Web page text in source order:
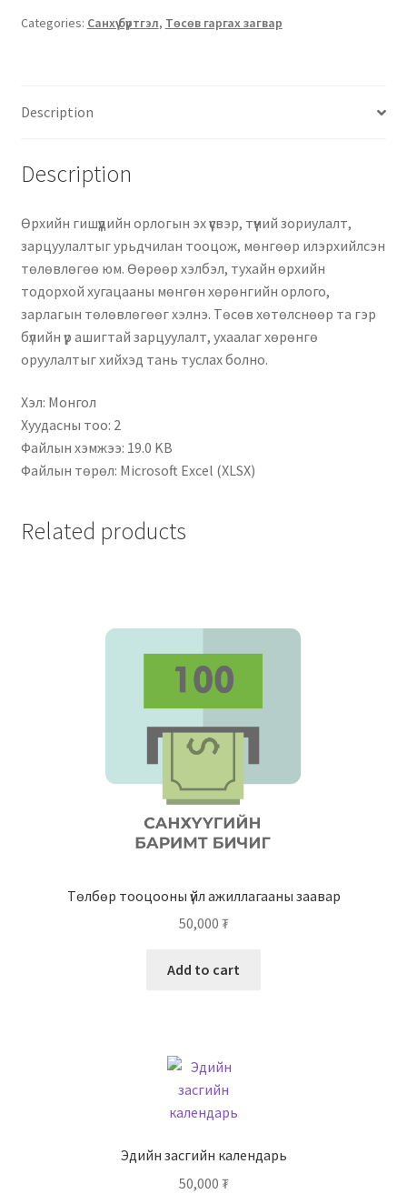
Categories: Санхүү бүртгэл, Төсөв гаргах загвар
Description
Description
Өрхийн гишүүдийн орлогын эх үүсвэр, түүний зориулалт,
зарцуулалтыг урьдчилан тооцож, мөнгөөр илэрхийлсэн
төлөвлөгөө юм. Өөрөөр хэлбэл, тухайн өрхийн
тодорхой хугацааны мөнгөн хөрөнгийн орлого,
зарлагын төлөвлөгөөг хэлнэ. Төсөв хөтөлснөөр та гэр
бүлийн үр ашигтай зарцуулалт, ухаалаг хөрөнгө
оруулалтыг хийхэд тань туслах болно.
Хэл: Монгол
Хуудасны тоо: 2
Файлын хэмжээ: 19.0 KB
Файлын төрөл: Microsoft Excel (XLSX)
Related products
Төлбөр тооцооны үйл ажиллагааны заавар
50,000 ₮
Add to cart
Эдийн засгийн календарь
50,000 ₮